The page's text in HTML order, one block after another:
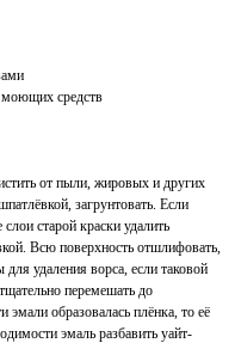
моющих средств
от пыли, жировых и других
загрунтовать. Если
старой краски удалить
Всю поверхность отшлифовать,
удаления ворса, если таковой
перемешать до
эмали образовалась плёнка, то её
эмаль разбавить уайт-